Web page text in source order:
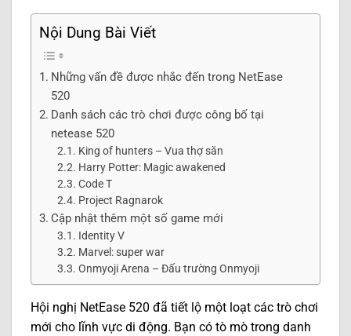
Nội Dung Bài Viết
Những vấn đề được nhắc đến trong NetEase
520
Danh sách các trò chơi được công bố tại
netease 520
King of hunters – Vua thợ săn
Harry Potter: Magic awakened
Code T
Project Ragnarok
Cập nhật thêm một số game mới
Identity V
Marvel: super war
Onmyoji Arena – Đấu trường Onmyoji
Hội nghị NetEase 520 đã tiết lộ một loạt các trò chơi
mới cho lĩnh vực di động. Bạn có tò mò trong danh